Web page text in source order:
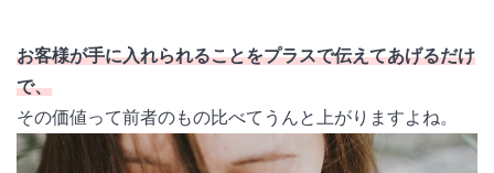
お客様が手に入れられることをプラスで伝えてあげるだけ
で、
その価値って前者のもの比べてうんと上がりますよね。